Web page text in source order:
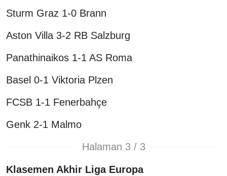
Sturm Graz 1-0 Brann
Aston Villa 3-2 RB Salzburg
Panathinaikos 1-1 AS Roma
Basel 0-1 Viktoria Plzen
FCSB 1-1 Fenerbahçe
Genk 2-1 Malmo
Halaman 3 / 3
Klasemen Akhir Liga Europa